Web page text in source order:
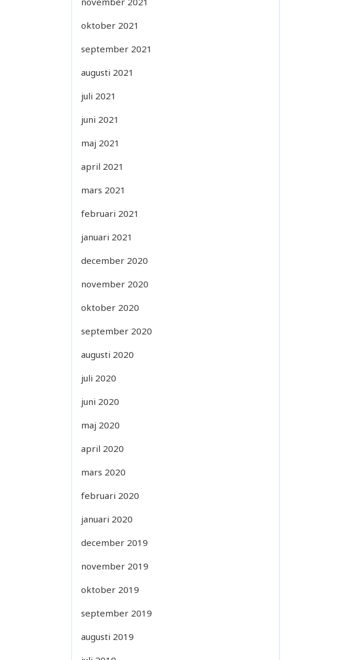
oktober 2021
september 2021
augusti 2021
juli 2021
juni 2021
maj 2021
april 2021
mars 2021
februari 2021
januari 2021
december 2020
november 2020
oktober 2020
september 2020
augusti 2020
juli 2020
juni 2020
maj 2020
april 2020
mars 2020
februari 2020
januari 2020
december 2019
november 2019
oktober 2019
september 2019
augusti 2019